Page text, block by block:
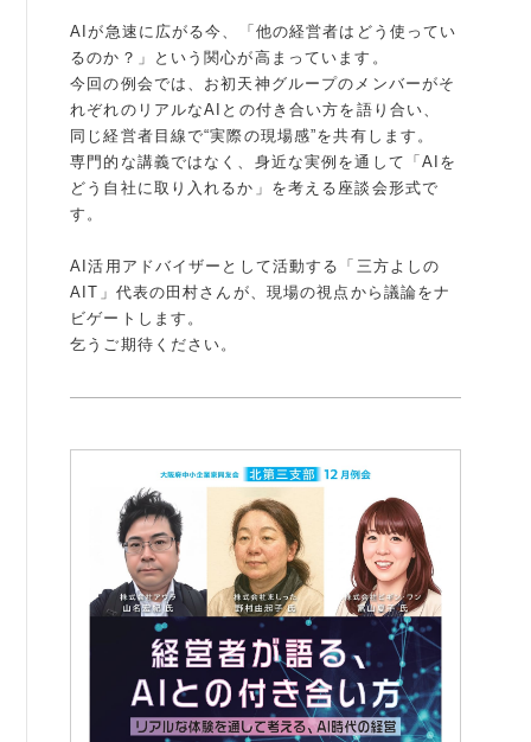
その他の活動
同友会の地域づくり
障がい者雇用
例会案内・活動報告
入会案内
入会案内
よくある質問
事務局
AIが急速に広がる今、「他の経営者はどう使ってい
るのか？」という関心が高まっています。
今回の例会では、お初天神グループのメンバーがそ
れぞれのリアルなAIとの付き合い方を語り合い、
同じ経営者目線で“実際の現場感”を共有します。
専門的な講義ではなく、身近な実例を通して「AIを
どう自社に取り入れるか」を考える座談会形式で
す。
AI活用アドバイザーとして活動する「三方よしの
AIT」代表の田村さんが、現場の視点から議論をナ
ビゲートします。
乞うご期待ください。